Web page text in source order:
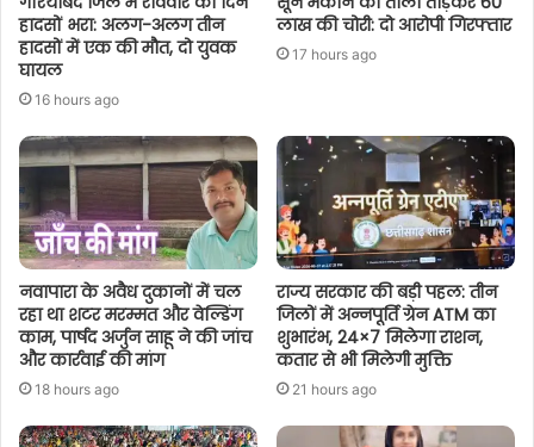
हादसों भरा: अलग-अलग तीन
हादसों में एक की मौत, दो युवक
घायल
16 hours ago
लाख की चोरी: दो आरोपी गिरफ्तार
17 hours ago
नवापारा के अवैध दुकानों में चल
रहा था शटर मरम्मत और वेल्डिंग
काम, पार्षद अर्जुन साहू ने की जांच
और कार्रवाई की मांग
18 hours ago
राज्य सरकार की बड़ी पहल: तीन
जिलों में अन्नपूर्ति ग्रेन ATM का
शुभारंभ, 24×7 मिलेगा राशन,
कतार से भी मिलेगी मुक्ति
21 hours ago